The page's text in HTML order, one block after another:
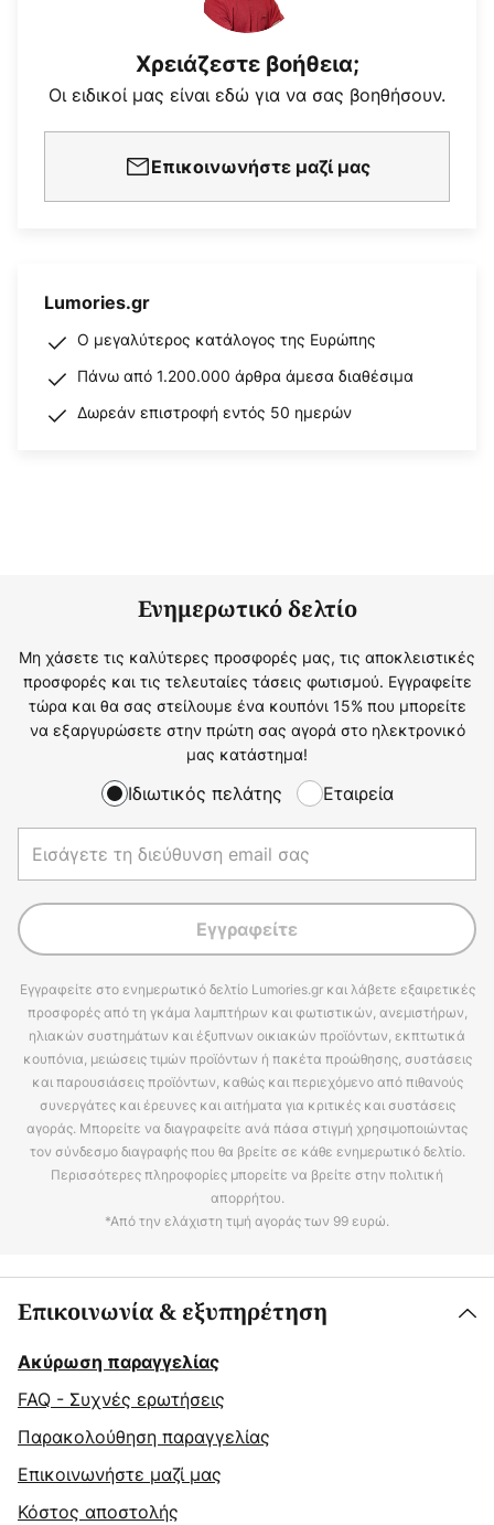
Χρειάζεστε βοήθεια;
Οι ειδικοί μας είναι εδώ για να σας βοηθήσουν.
Επικοινωνήστε μαζί μας
Lumories.gr
Ο μεγαλύτερος κατάλογος της Ευρώπης
Πάνω από 1.200.000 άρθρα άμεσα διαθέσιμα
Δωρεάν επιστροφή εντός 50 ημερών
Ενημερωτικό δελτίο
Μη χάσετε τις καλύτερες προσφορές μας, τις αποκλειστικές
προσφορές και τις τελευταίες τάσεις φωτισμού. Εγγραφείτε
τώρα και θα σας στείλουμε ένα κουπόνι 15% που μπορείτε
να εξαργυρώσετε στην πρώτη σας αγορά στο ηλεκτρονικό
μας κατάστημα!
Ιδιωτικός πελάτης Εταιρεία
Εγγραφείτε
Εγγραφείτε στο ενημερωτικό δελτίο Lumories.gr και λάβετε εξαιρετικές
προσφορές από τη γκάμα λαμπτήρων και φωτιστικών, ανεμιστήρων,
ηλιακών συστημάτων και έξυπνων οικιακών προϊόντων, εκπτωτικά
κουπόνια, μειώσεις τιμών προϊόντων ή πακέτα προώθησης, συστάσεις
και παρουσιάσεις προϊόντων, καθώς και περιεχόμενο από πιθανούς
συνεργάτες και έρευνες και αιτήματα για κριτικές και συστάσεις
αγοράς. Μπορείτε να διαγραφείτε ανά πάσα στιγμή χρησιμοποιώντας
τον σύνδεσμο διαγραφής που θα βρείτε σε κάθε ενημερωτικό δελτίο.
Περισσότερες πληροφορίες μπορείτε να βρείτε στην πολιτική
απορρήτου.
*Από την ελάχιστη τιμή αγοράς των 99 ευρώ.
Επικοινωνία & εξυπηρέτηση
Ακύρωση παραγγελίας
FAQ - Συχνές ερωτήσεις
Παρακολούθηση παραγγελίας
Επικοινωνήστε μαζί μας
Κόστος αποστολής